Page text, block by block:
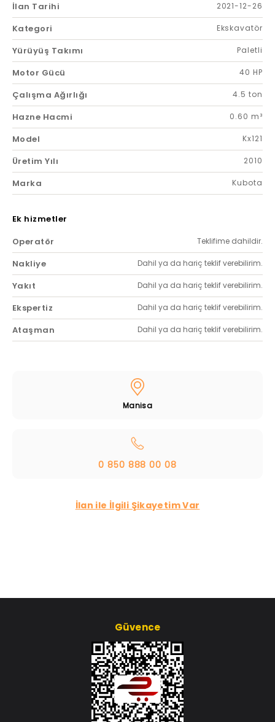
İlan Tarihi 2021-12-26
Kategori Ekskavatör
Yürüyüş Takımı Paletli
Motor Gücü 40 HP
Çalışma Ağırlığı 4.5 ton
Hazne Hacmi 0.60 m³
Model Kx121
Üretim Yılı 2010
Marka Kubota
Ek hizmetler
Operatör
Teklifime dahildir.
Nakliye Dahil ya da hariç teklif verebilirim.
Yakıt Dahil ya da hariç teklif verebilirim.
Ekspertiz Dahil ya da hariç teklif verebilirim.
Ataşman Dahil ya da hariç teklif verebilirim.
Manisa
0 850 888 00 08
İlan ile İlgili Şikayetim Var
Güvence